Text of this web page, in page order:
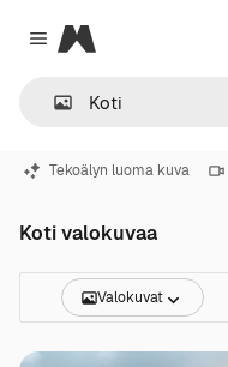
Close menu
Magnific
Tekoälyn luoma kuva
Koti valokuvaa
Valokuvat